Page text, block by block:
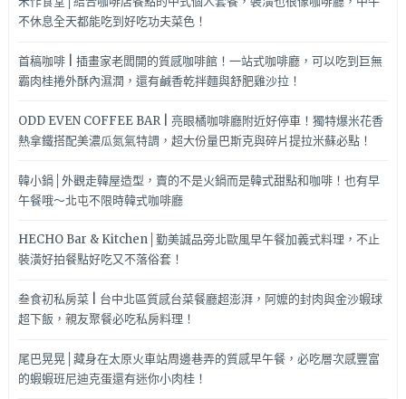
不休息全天都能吃到好吃功夫菜色！
首稿咖啡 | 插畫家老闆開的質感咖啡館！一站式咖啡廳，可以吃到巨無
霸肉桂捲外酥內濕潤，還有鹹香乾拌麵與舒肥雞沙拉！
ODD EVEN COFFEE BAR | 亮眼橘咖啡廳附近好停車！獨特爆米花香
熱拿鐵搭配美濃瓜氮氣特調，超大份量巴斯克與碎片提拉米蘇必點！
韓小鍋│外觀走韓屋造型，賣的不是火鍋而是韓式甜點和咖啡！也有早
午餐哦～北屯不限時韓式咖啡廳
HECHO Bar & Kitchen│勤美誠品旁北歐風早午餐加義式料理，不止
裝潢好拍餐點好吃又不落俗套！
叁食初私房菜 | 台中北區質感台菜餐廳超澎湃，阿嬤的封肉與金沙蝦球
超下飯，親友聚餐必吃私房料理！
尾巴晃晃│藏身在太原火車站周邊巷弄的質感早午餐，必吃層次感豐富
的蝦蝦班尼迪克蛋還有迷你小肉桂！